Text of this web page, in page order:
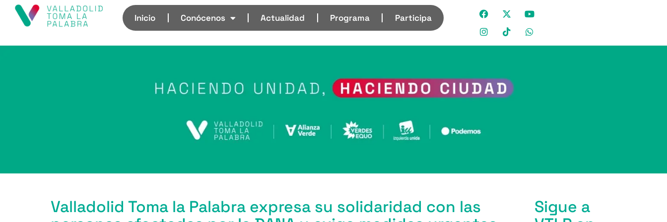
Inicio Conócenos Actualidad Programa Participa
Valladolid Toma la Palabra expresa su solidaridad con las
Sigue a